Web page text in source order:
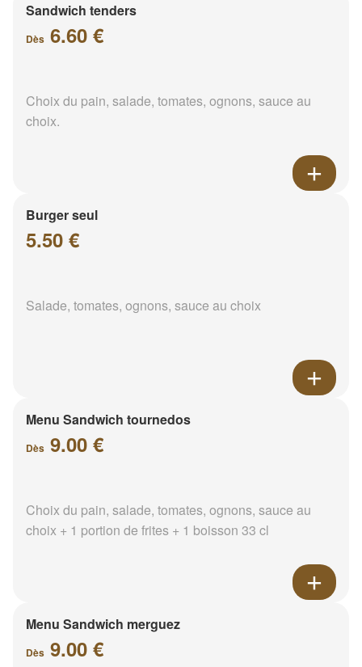
Sandwich tenders
Dès 6.60 €
Choix du pain, salade, tomates, ognons, sauce au
choix.
Burger seul
5.50 €
Salade, tomates, ognons, sauce au choix
Menu Sandwich tournedos
Dès 9.00 €
Choix du pain, salade, tomates, ognons, sauce au
choix + 1 portion de frites + 1 boisson 33 cl
Menu Sandwich merguez
Dès 9.00 €